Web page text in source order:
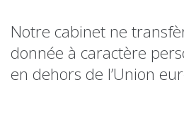
Notre cabinet ne
donnée à caractère
en dehors de l’Union